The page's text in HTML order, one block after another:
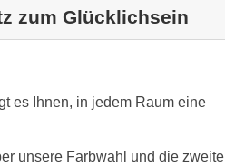
zum Glücklichsein
es Ihnen, in jedem Raum eine
unsere Farbwahl und die zweite